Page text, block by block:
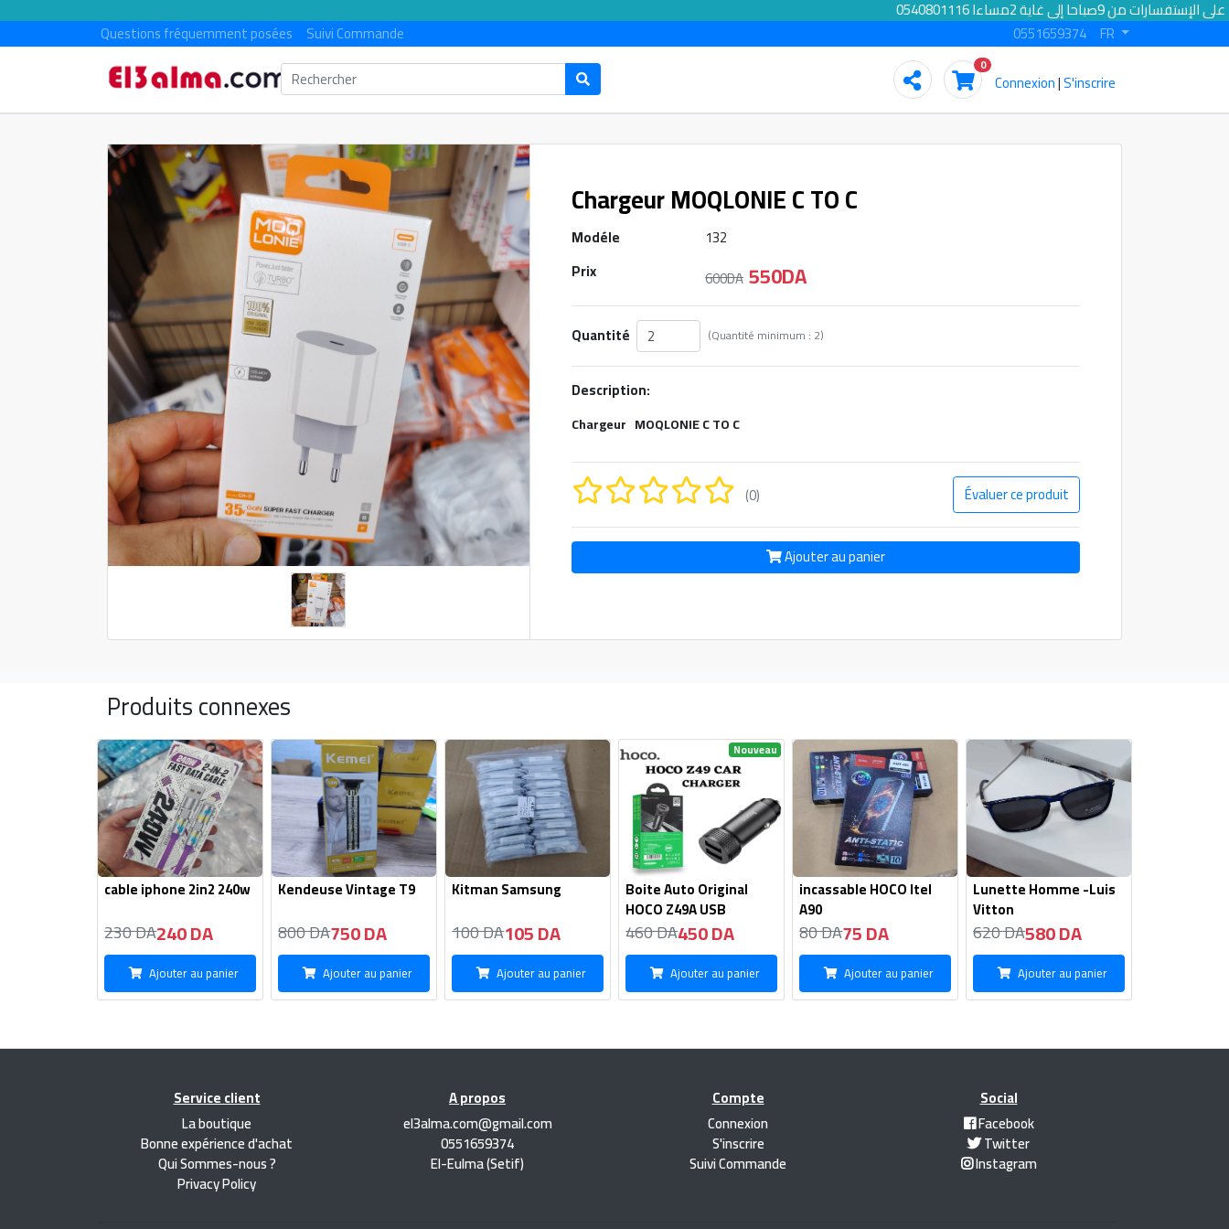
الرد على الإستفسارات من 9صباحا إلى غاية 2مساءا 0540801116
Questions fréquemment posées Suivi Commande 0551659374 FR
0
Connexion|S'inscrire
Chargeur MOQLONIE C TO C
Modéle
132
Prix
600DA 550DA
Quantité (Quantité minimum : 2)
Description:
Chargeur MOQLONIE C TO C
(0) Évaluer ce produit
Ajouter au panier
Produits connexes
cable iphone 2in2 240w
230 DA240 DA
Ajouter au panier
Kendeuse Vintage T9
800 DA750 DA
Ajouter au panier
Kitman Samsung
100 DA105 DA
Ajouter au panier
Nouveau
Boite Auto Original
HOCO Z49A USB
460 DA450 DA
Ajouter au panier
incassable HOCO Itel
A90
80 DA75 DA
Ajouter au panier
Lunette Homme -Luis
Vitton
620 DA580 DA
Ajouter au panier
Service client
La boutique
Bonne expérience d'achat
Qui Sommes-nous ?
Privacy Policy
A propos
el3alma.com@gmail.com
0551659374
El-Eulma (Setif)
Compte
Connexion
S'inscrire
Suivi Commande
Social
Facebook
Twitter
Instagram